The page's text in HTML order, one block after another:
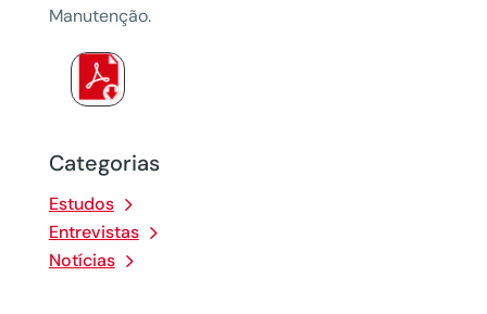
Categorias
Estudos
Entrevistas
Notícias
Manutenção.